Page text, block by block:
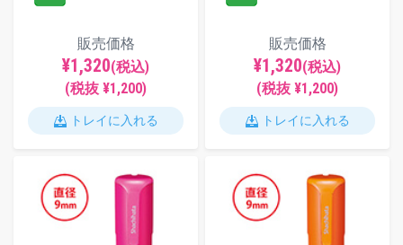
販売価格
¥1,320(税込)
(税抜 ¥1,200)
トレイに入れる
販売価格
¥1,320(税込)
(税抜 ¥1,200)
トレイに入れる